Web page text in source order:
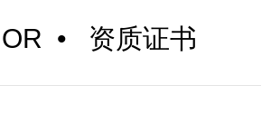
• 资质证书